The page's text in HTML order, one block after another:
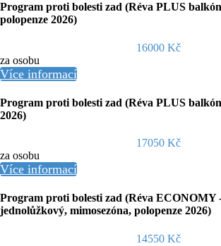
Program proti bolesti zad (Réva PLUS
polopenze 2026)
16000 Kč
za osobu
Více informací
Program proti bolesti zad (Réva PLUS
2026)
17050 Kč
za osobu
Více informací
Program proti bolesti zad (Réva ECONOMY
jednolůžkový, mimosezóna, polopenze 2026)
14550 Kč